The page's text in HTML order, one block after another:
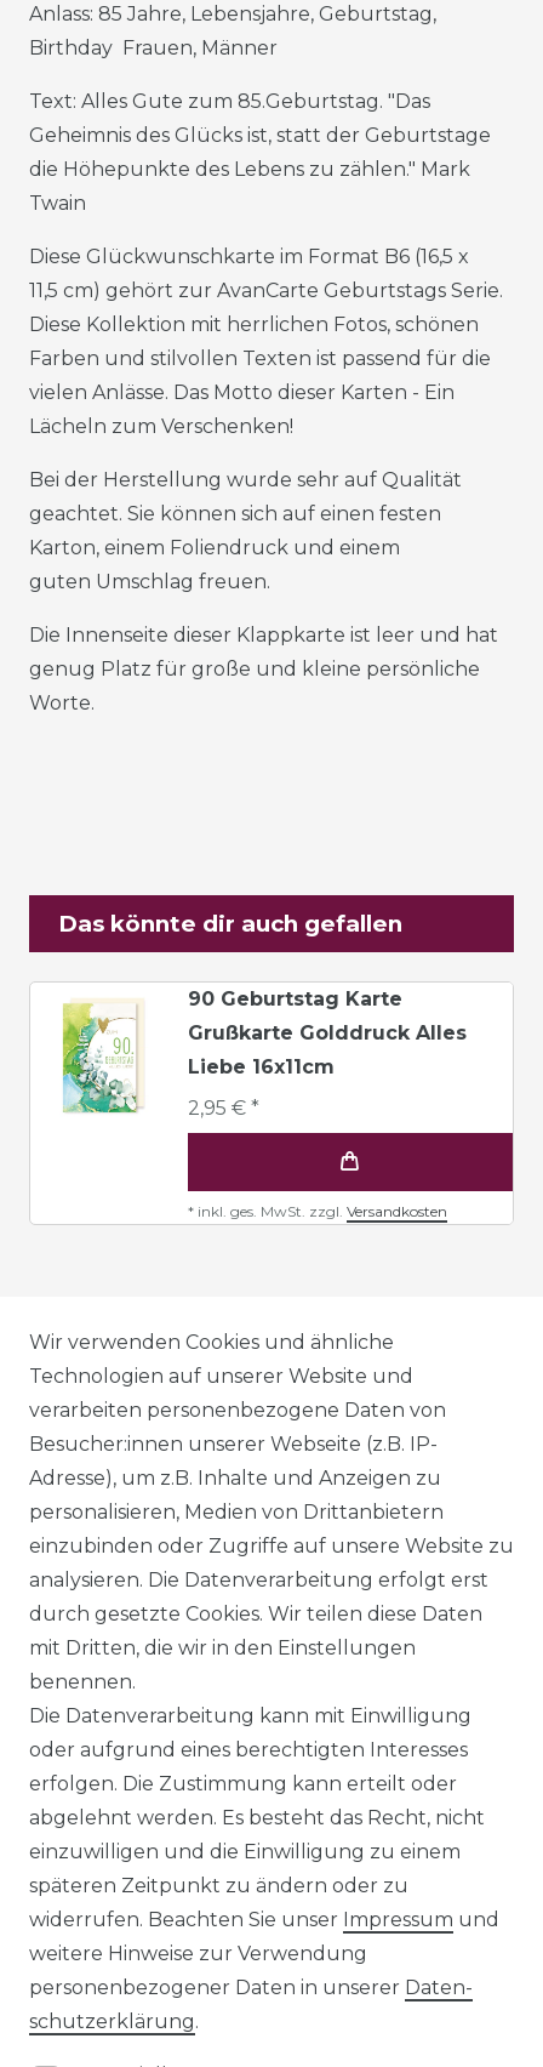
Anlass: 85 Jahre, Lebensjahre, Geburtstag,
Birthday Frauen, Männer
Text: Alles Gute zum 85.Geburtstag. "Das
Geheimnis des Glücks ist, statt der Geburtstage
die Höhepunkte des Lebens zu zählen." Mark
Twain
Diese Glückwunschkarte im Format B6 (16,5 x
11,5 cm) gehört zur AvanCarte Geburtstags Serie.
Diese Kollektion mit herrlichen Fotos, schönen
Farben und stilvollen Texten ist passend für die
vielen Anlässe. Das Motto dieser Karten - Ein
Lächeln zum Verschenken!
Bei der Herstellung wurde sehr auf Qualität
geachtet. Sie können sich auf einen festen
Karton, einem Foliendruck und einem
guten Umschlag freuen.
Die Innenseite dieser Klappkarte ist leer und hat
genug Platz für große und kleine persönliche
Worte.
Das könnte dir auch gefallen
90 Geburtstag Karte
Grußkarte Golddruck Alles
Liebe 16x11cm
2,95 € *
* inkl. ges. MwSt. zzgl. Versandkosten
AGB
DATENSCHUTZERKLÄRUNG
WIDERRUFSRECHT
IMPRESSUM
KONTAKT
Unsere Zahlungsmöglichkeiten
Wir versenden mit
Wir verwenden Cookies und ähnliche
Technologien auf unserer Website und
verarbeiten personenbezogene Daten von
Besucher:innen unserer Webseite (z.B. IP-
Adresse), um z.B. Inhalte und Anzeigen zu
personalisieren, Medien von Drittanbietern
einzubinden oder Zugriffe auf unsere Website zu
analysieren. Die Datenverarbeitung erfolgt erst
durch gesetzte Cookies. Wir teilen diese Daten
mit Dritten, die wir in den Einstellungen
benennen.
Die Datenverarbeitung kann mit Einwilligung
oder aufgrund eines berechtigten Interesses
erfolgen. Die Zustimmung kann erteilt oder
abgelehnt werden. Es besteht das Recht, nicht
einzuwilligen und die Einwilligung zu einem
späteren Zeitpunkt zu ändern oder zu
widerrufen. Beachten Sie unser Impressum und
weitere Hinweise zur Verwendung
personenbezogener Daten in unserer Daten­
schutz­erklärung.